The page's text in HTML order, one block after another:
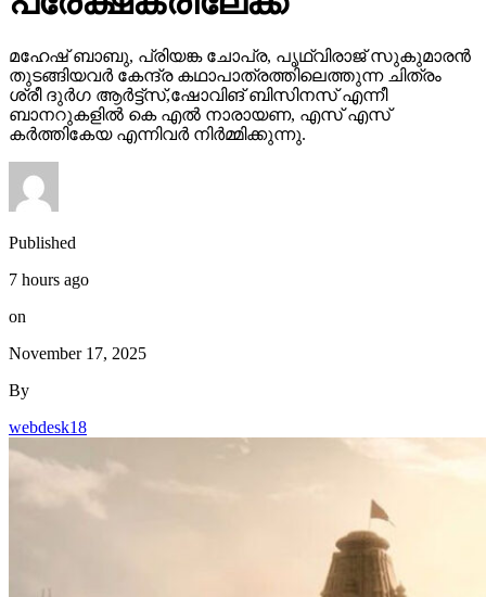
മഹേഷ് ബാബു, പ്രിയങ്ക ചോപ്ര, പൃഥ്വിരാജ് സുകുമാരൻ
തുടങ്ങിയവർ കേന്ദ്ര കഥാപാത്രത്തിലെത്തുന്ന ചിത്രം
ശ്രീ ദുർഗ ആർട്ട്സ്,ഷോവിങ് ബിസിനസ് എന്നീ
ബാനറുകളിൽ കെ എൽ നാരായണ, എസ് എസ്
കർത്തികേയ എന്നിവർ നിർമ്മിക്കുന്നു.
Published
7 hours ago
on
November 17, 2025
By
webdesk18